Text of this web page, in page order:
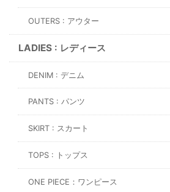
OUTERS : アウター
LADIES : レディース
DENIM : デニム
PANTS : パンツ
SKIRT : スカート
TOPS : トップス
ONE PIECE：ワンピース